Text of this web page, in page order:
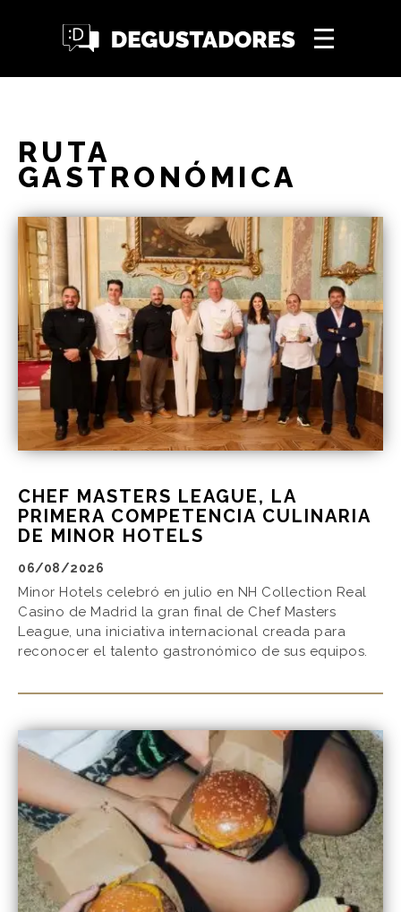
RUTA
GASTRONÓMICA
CHEF MASTERS LEAGUE, LA
PRIMERA COMPETENCIA CULINARIA
DE MINOR HOTELS
06/08/2026
Minor Hotels celebró en julio en NH Collection Real
Casino de Madrid la gran final de Chef Masters
League, una iniciativa internacional creada para
reconocer el talento gastronómico de sus equipos.